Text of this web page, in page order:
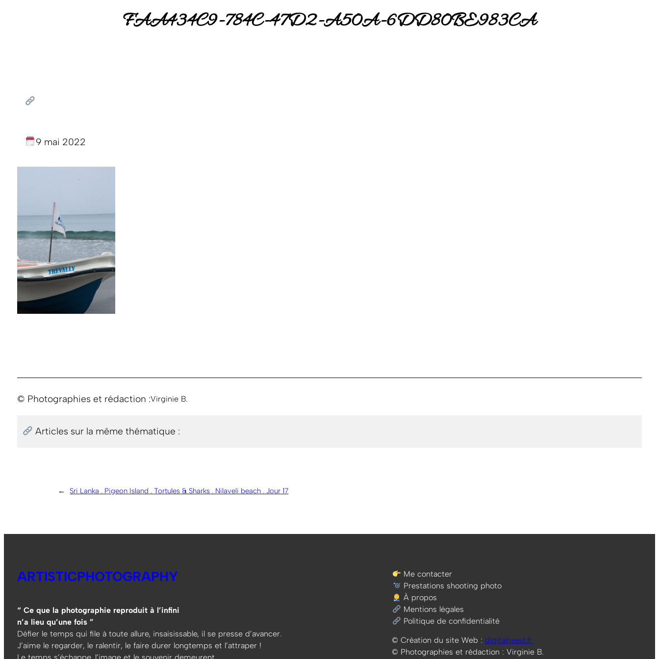
FAA434C9-784C-47D2-A50A-6DD80BE983CA
9 mai 2022
© Photographies et rédaction :Virginie B.
Articles sur la même thématique :
← Sri Lanka . Pigeon Island . Tortules & Sharks . Nilaveli beach . Jour 17
ARTISTICPHOTOGRAPHY
“ Ce que la photographie reproduit à l’infini
n’a lieu qu’une fois ”
Défier le temps qui file à toute allure, insaisissable, il se presse d’avancer.
J’aime le regarder, le ralentir, le faire durer longtemps et l’attraper !
Me contacter
Prestations shooting photo
À propos
Mentions légales
Politique de confidentialité
© Création du site Web : digitalneed.fr
© Photographies et rédaction : Virginie B.